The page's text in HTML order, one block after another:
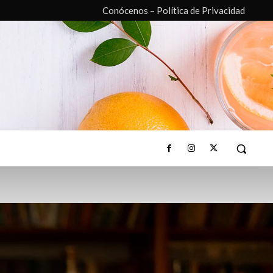
Conócenos – Política de Privacidad